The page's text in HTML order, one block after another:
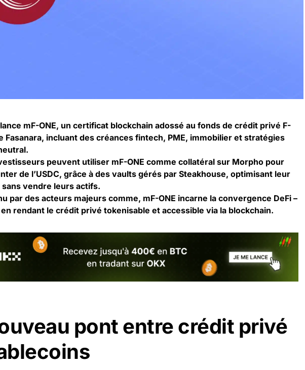
mF-ONE, un certificat blockchain adossé au fonds de crédit privé F-
Fasanara, incluant des créances fintech, PME, immobilier et stratégies
peuvent utiliser mF-ONE comme collatéral sur Morpho pour
de l’USDC, grâce à des vaults gérés par Steakhouse, optimisant leur
sans vendre leurs actifs.
par des acteurs majeurs comme, mF-ONE incarne la convergence DeFi –
en rendant le crédit privé tokenisable et accessible via la blockchain.
pont entre crédit privé